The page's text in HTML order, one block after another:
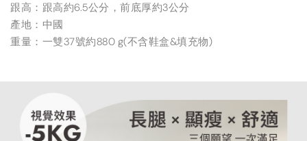
跟高：跟高約6.5公分，前底厚約3公分
產地：中國
重量：一雙37號約880 g(不含鞋盒&填充物)